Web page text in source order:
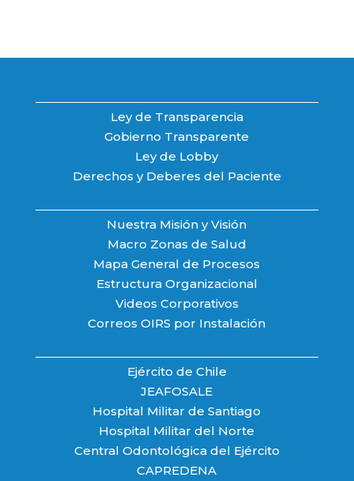
Ley de Transparencia
Gobierno Transparente
Ley de Lobby
Derechos y Deberes del Paciente
Nuestra Misión y Visión
Macro Zonas de Salud
Mapa General de Procesos
Estructura Organizacional
Videos Corporativos
Correos OIRS por Instalación
Ejército de Chile
JEAFOSALE
Hospital Militar de Santiago
Hospital Militar del Norte
Central Odontológica del Ejército
CAPREDENA